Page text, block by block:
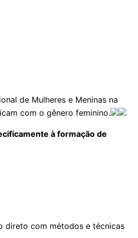
de Mulheres e Meninas na
com o gênero feminino.
à formação de
direto com métodos e técnicas